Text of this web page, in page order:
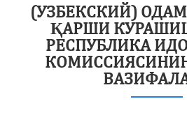
(УЗБЕКСКИЙ)
ҚАРШИ
РЕСПУБЛИКА